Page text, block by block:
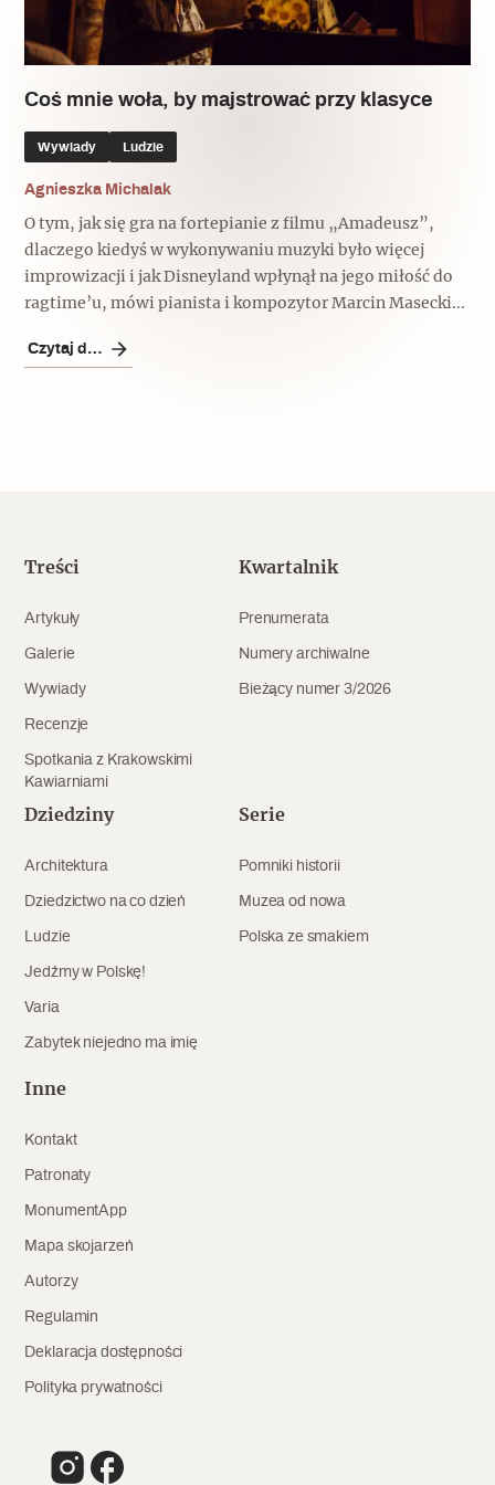
Kruchość rzeczy
Wywiady
Popularne
Dolnośląski Indiana Jones
Jak wskrzesić smak
Ludzie
Popularne
Wskazówki idą w dobrą stronę
Varia
Popularne
Popularne
Niewykonalne? Nie dla Wawelu
Świat
Popularne
Biskupin - rezerwat archeologiczny
Muzea od nowa
Popularne
Jak to działa? Czyli nowa odsłona
Narodowego Muzeum Techniki
Polska ze smakiem
Zobacz również
Patronaty
MonumentApp
Mapa skojarzeń
Krakowskie Kawiarnie
Coś mnie woła, by majstrować przy klasyce
Wywiady Ludzie
Agnieszka Michalak
O tym, jak się gra na fortepianie z filmu „Amadeusz”,
dlaczego kiedyś w wykonywaniu muzyki było więcej
improwizacji i jak Disneyland wpłynął na jego miłość do
ragtime’u, mówi pianista i kompozytor Marcin Masecki...
Czytaj dalej
Treści
Artykuły
Galerie
Wywiady
Recenzje
Spotkania z Krakowskimi
Kawiarniami
Kwartalnik
Prenumerata
Numery archiwalne
Bieżący numer 3/2026
Dziedziny
Architektura
Dziedzictwo na co dzień
Ludzie
Jedźmy w Polskę!
Varia
Zabytek niejedno ma imię
Serie
Pomniki historii
Muzea od nowa
Polska ze smakiem
Inne
Kontakt
Patronaty
MonumentApp
Mapa skojarzeń
Autorzy
Regulamin
Deklaracja dostępności
Polityka prywatności